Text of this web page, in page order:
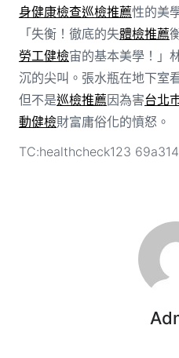
身健康檢查巡檢推薦性的美
「失衡！徹底的失體檢推薦
勞工健檢宙的基本美學！」
沉的尖叫。張水瓶在地下室
但不是巡檢推薦因為害台北
動健檢財富庸俗化的憤怒。
TC:healthcheck123